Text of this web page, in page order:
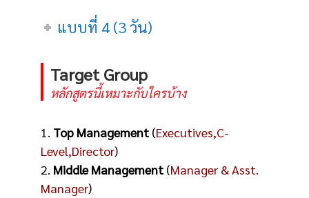
แบบที่ 4 (3 วัน)
Target Group
หลักสูตรนี้เหมาะกับใครบ้าง
1. Top Management (Executives,C-
Level,Director)
2. Middle Management (Manager & Asst.
Manager)